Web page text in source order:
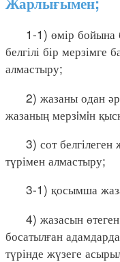
1-1) өмір бойына
белгілі бір
алмастыру;
2) жазаны одан әрi
жазаның мерзiмiн
3) сот белгілеген
түрімен алмастыру;
3-1) қосымша жаза
4) жазасын өтеген
босатылған
түрінде жүзеге